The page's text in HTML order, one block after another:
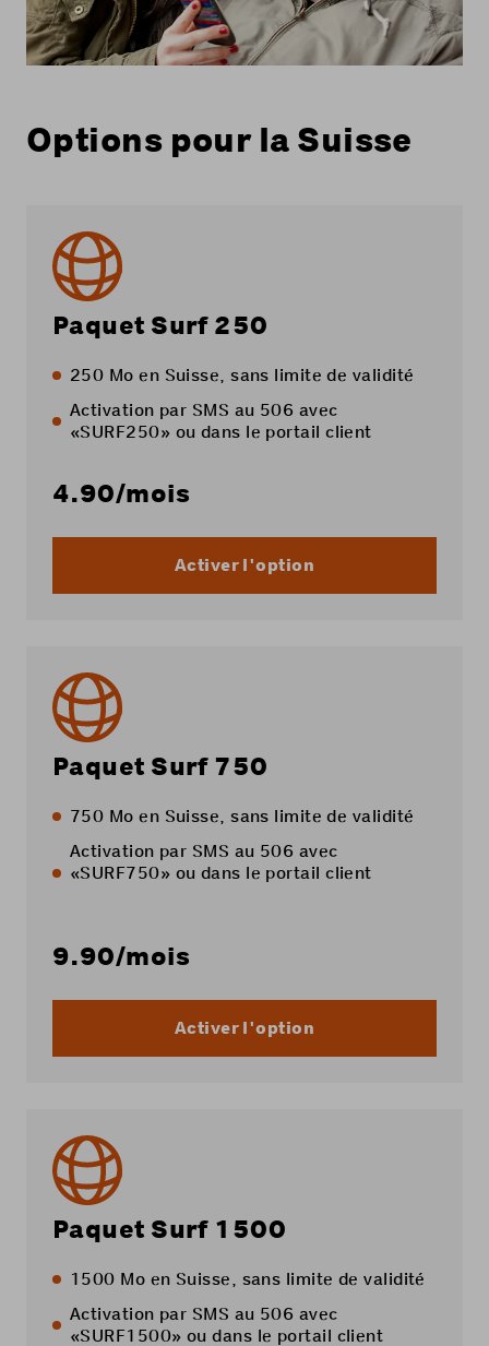
Options pour la Suisse
Paquet Surf 250
250 Mo en Suisse, sans limite de validité
Activation par SMS au 506 avec
«SURF250» ou dans le portail client
4.90/mois
Activer l'option
Paquet Surf 750
750 Mo en Suisse, sans limite de validité
Activation par SMS au 506 avec
«SURF750» ou dans le portail client
9.90/mois
Activer l'option
Paquet Surf 1500
1500 Mo en Suisse, sans limite de validité
Activation par SMS au 506 avec
«SURF1500» ou dans le portail client